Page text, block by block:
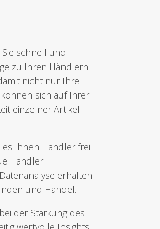
schnell und
zu Ihren Händlern
nicht nur Ihre
sich auf Ihrer
einzelner Artikel
Ihnen Händler frei
Händler
erhalten
und Handel.
der Stärkung des